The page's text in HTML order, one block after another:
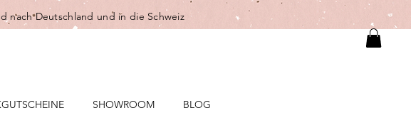
nach Deutschland und in die Schweiz
SHOWROOM BLOG